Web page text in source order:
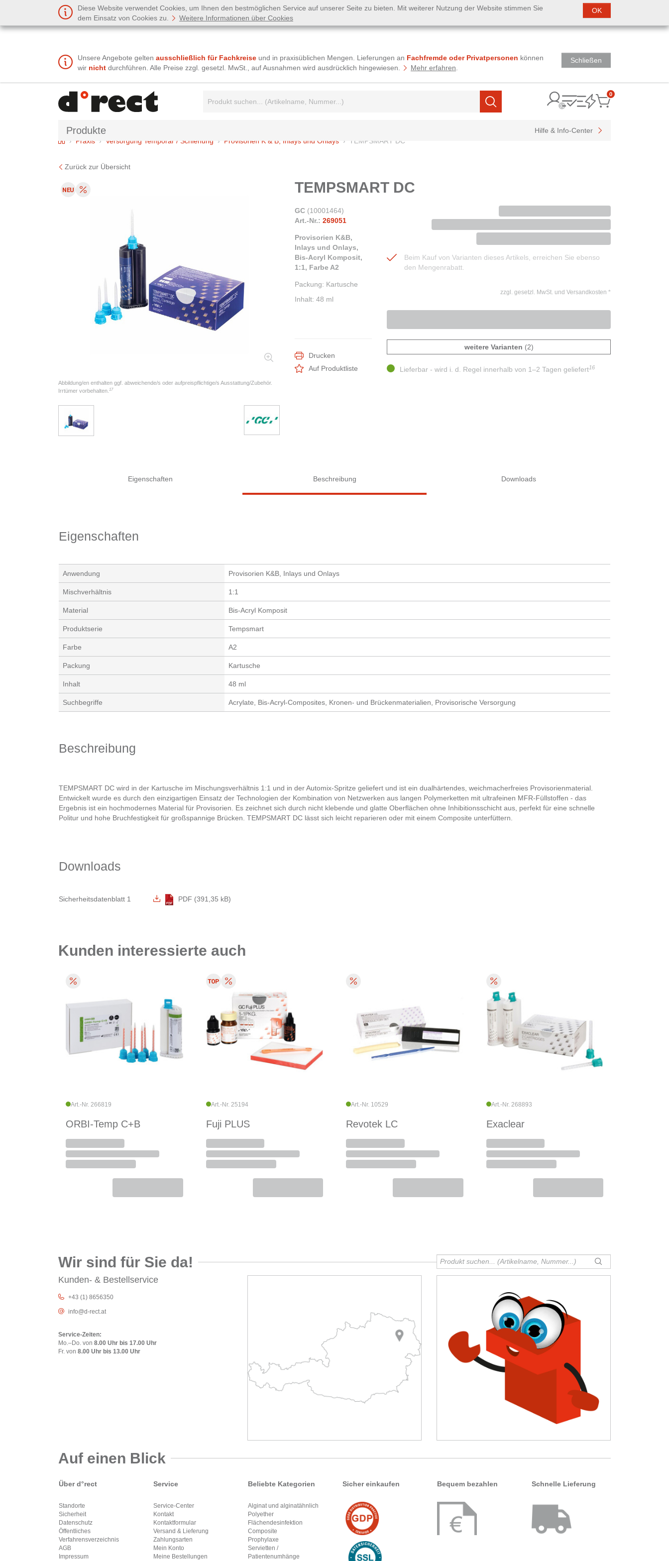
Diese Website verwendet Cookies, um Ihnen den bestmöglichen Service auf unserer Seite zu bieten. Mit weiterer Nutzung der Website stimmen Sie
dem Einsatz von Cookies zu.
Weitere Informationen über Cookies
OK
Unsere Angebote gelten ausschließlich für Fachkreise und in praxisüblichen Mengen. Lieferungen an Fachfremde oder Privatpersonen können
wir nicht durchführen. Alle Preise zzgl. gesetzl. MwSt., auf Ausnahmen wird ausdrücklich hingewiesen. Mehr erfahren
Schließen
Suchen
0Items
Produkte
Hilfe & Info-Center
HomePraxis Versorgung Temporär / Schienung Provisorien K & B, Inlays und Onlays TEMPSMART DC
Zurück zur Übersicht
Abbildung/en enthalten ggf. abweichende/s oder aufpreispflichtige/s Ausstattung/Zubehör.
Irrtümer vorbehalten. 17
TEMPSMART DC
Beim Kauf von Varianten dieses Artikels, erreichen Sie ebenso
den Mengenrabatt.
GC (10001464)
Art.-Nr.: 269051
Provisorien K&B,
Inlays und Onlays,
Bis-Acryl Komposit,
1:1, Farbe A2
Packung: Kartusche
Inhalt: 48 ml
Drucken
Auf Produktliste
zzgl. gesetzl. MwSt. und Versandkosten *
weitere Varianten (2)
Lieferbar - wird i. d. Regel innerhalb von 1–2 Tagen geliefert16
Eigenschaften Beschreibung Downloads
Eigenschaften
Anwendung Provisorien K&B, Inlays und Onlays
Mischverhältnis 1:1
Material Bis-Acryl Komposit
Produktserie Tempsmart
Farbe A2
Packung Kartusche
Inhalt 48 ml
Suchbegriffe Acrylate, Bis-Acryl-Composites, Kronen- und Brückenmaterialien, Provisorische Versorgung
Beschreibung
TEMPSMART DC wird in der Kartusche im Mischungsverhältnis 1:1 und in der Automix-Spritze geliefert und ist ein dualhärtendes, weichmacherfreies Provisorienmaterial.
Entwickelt wurde es durch den einzigartigen Einsatz der Technologien der Kombination von Netzwerken aus langen Polymerketten mit ultrafeinen MFR-Füllstoffen - das
Ergebnis ist ein hochmodernes Material für Provisorien. Es zeichnet sich durch nicht klebende und glatte Oberflächen ohne Inhibitionsschicht aus, perfekt für eine schnelle
Politur und hohe Bruchfestigkeit für großspannige Brücken. TEMPSMART DC lässt sich leicht reparieren oder mit einem Composite unterfüttern.
Downloads
Sicherheitsdatenblatt 1 PDF (391,35 kB)
Kunden interessierte auch
Art.-Nr. 266819
ORBI-Temp C+B
Art.-Nr. 25194
Fuji PLUS
Art.-Nr. 10529
Revotek LC
Art.-Nr. 268893
Exaclear
Wir sind für Sie da!
Kunden- & Bestellservice
+43 (1) 8656350
info@d-rect.at
Service-Zeiten:
Mo.–Do. von 8.00 Uhr bis 17.00 Uhr
Fr. von 8.00 Uhr bis 13.00 Uhr
Auf einen Blick
Über d°rect
Standorte
Sicherheit
Datenschutz
Öffentliches
Verfahrensverzeichnis
AGB
Impressum
Service
Service-Center
Kontakt
Kontaktformular
Versand & Lieferung
Zahlungsarten
Mein Konto
Meine Bestellungen
Beliebte Kategorien
Alginat und alginatähnlich
Polyether
Flächendesinfektion
Composite
Prophylaxe
Servietten /
Patientenumhänge
Sicher einkaufen Bequem bezahlen Schnelle Lieferung